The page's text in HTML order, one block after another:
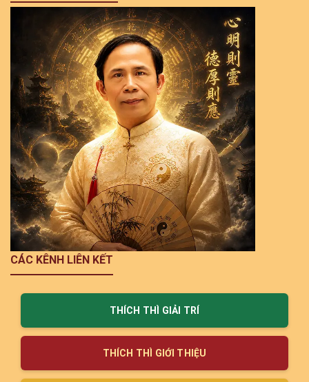
CÁC KÊNH LIÊN KẾT
THÍCH THÌ GIẢI TRÍ
THÍCH THÌ GIỚI THIỆU